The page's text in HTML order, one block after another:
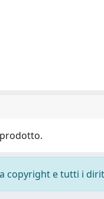
copyright e tutti i